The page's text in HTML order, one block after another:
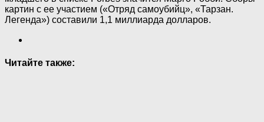
картин с ее участием («Отряд самоубийц», «Тарзан.
Легенда») составили 1,1 миллиарда долларов.
Читайте также: